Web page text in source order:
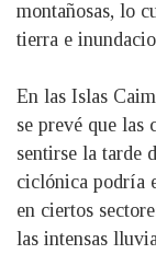
montañosas, lo
tierra e
En las Islas
se prevé que las
sentirse la tarde
ciclónica podría
en ciertos
las intensas